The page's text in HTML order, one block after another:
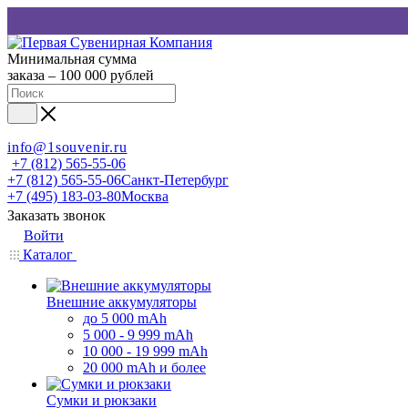
Минимальная сумма
заказа – 100 000 рублей
info@1souvenir.ru
+7 (812) 565-55-06
+7 (812) 565-55-06Санкт-Петербург
+7 (495) 183-03-80Москва
Заказать звонок
Войти
Каталог
Внешние аккумуляторы
до 5 000 mAh
5 000 - 9 999 mAh
10 000 - 19 999 mAh
20 000 mAh и более
Сумки и рюкзаки